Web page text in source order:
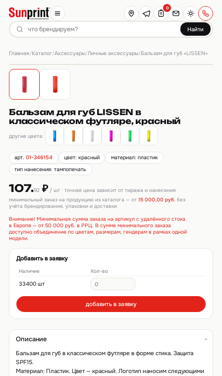
Найти
0
Главная/Каталог/Аксессуары/Личные аксессуары/Бальзам для губ «LISSEN»
Бальзам для губ LISSEN в
классическом футляре, красный
другие цвета:
арт.01-346154 цвет: красный
материал: пластик
тип нанесения: тампопечать
107.92₽/ шт · точная цена зависит от тиража и нанесения
минимальный заказ на продукцию из каталога — от 15 000,00 руб. без
учёта брендирования, упаковки и доставки
Внимание! Минимальная сумма заказа на артикул с удалённого стока
в Европе — от 50 000 руб. в РРЦ. В сумме минимального заказа
доступно объединение по цветам, размерам, гендерам в рамках одной
модели.
Добавить в заявку
Наличие Кол-во
33400 шт
добавить в заявку
Описание
Бальзам для губ в классическом футляре в форме стика. Защита
SPF15.
Материал: Пластик. Цвет — красный. Логотип наносим следующими